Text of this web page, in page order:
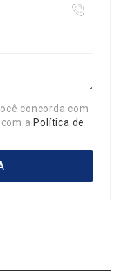
concorda com
a Política de